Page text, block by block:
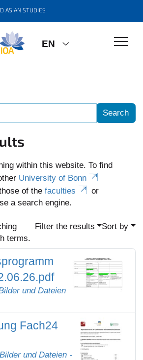
ASIAN STUDIES
EN
within this website. To find
University of Bonn
of the faculties
or
a search engine.
terms.
Filter the results Sort by
und Dateien
Fach24
Bilder und Dateien -